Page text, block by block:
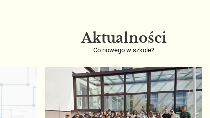
Aktualności
Co nowego w szkole?